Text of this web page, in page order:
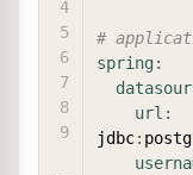
#
spring:
url :
jdbc: